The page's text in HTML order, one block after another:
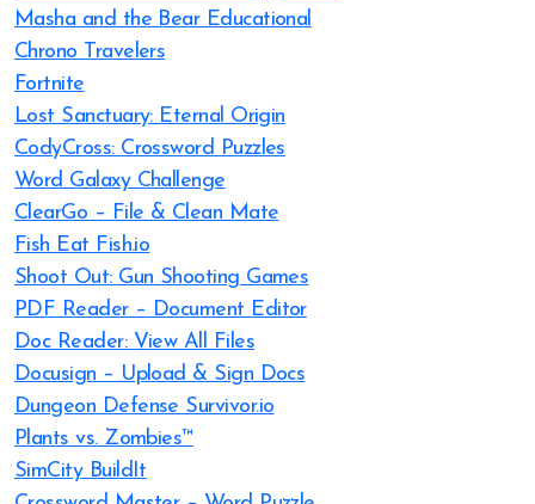
Masha and the Bear Educational
Chrono Travelers
Fortnite
Lost Sanctuary: Eternal Origin
CodyCross: Crossword Puzzles
Word Galaxy Challenge
ClearGo – File & Clean Mate
Fish Eat Fish.io
Shoot Out: Gun Shooting Games
PDF Reader – Document Editor
Doc Reader: View All Files
Docusign – Upload & Sign Docs
Dungeon Defense Survivor.io
Plants vs. Zombies™
SimCity BuildIt